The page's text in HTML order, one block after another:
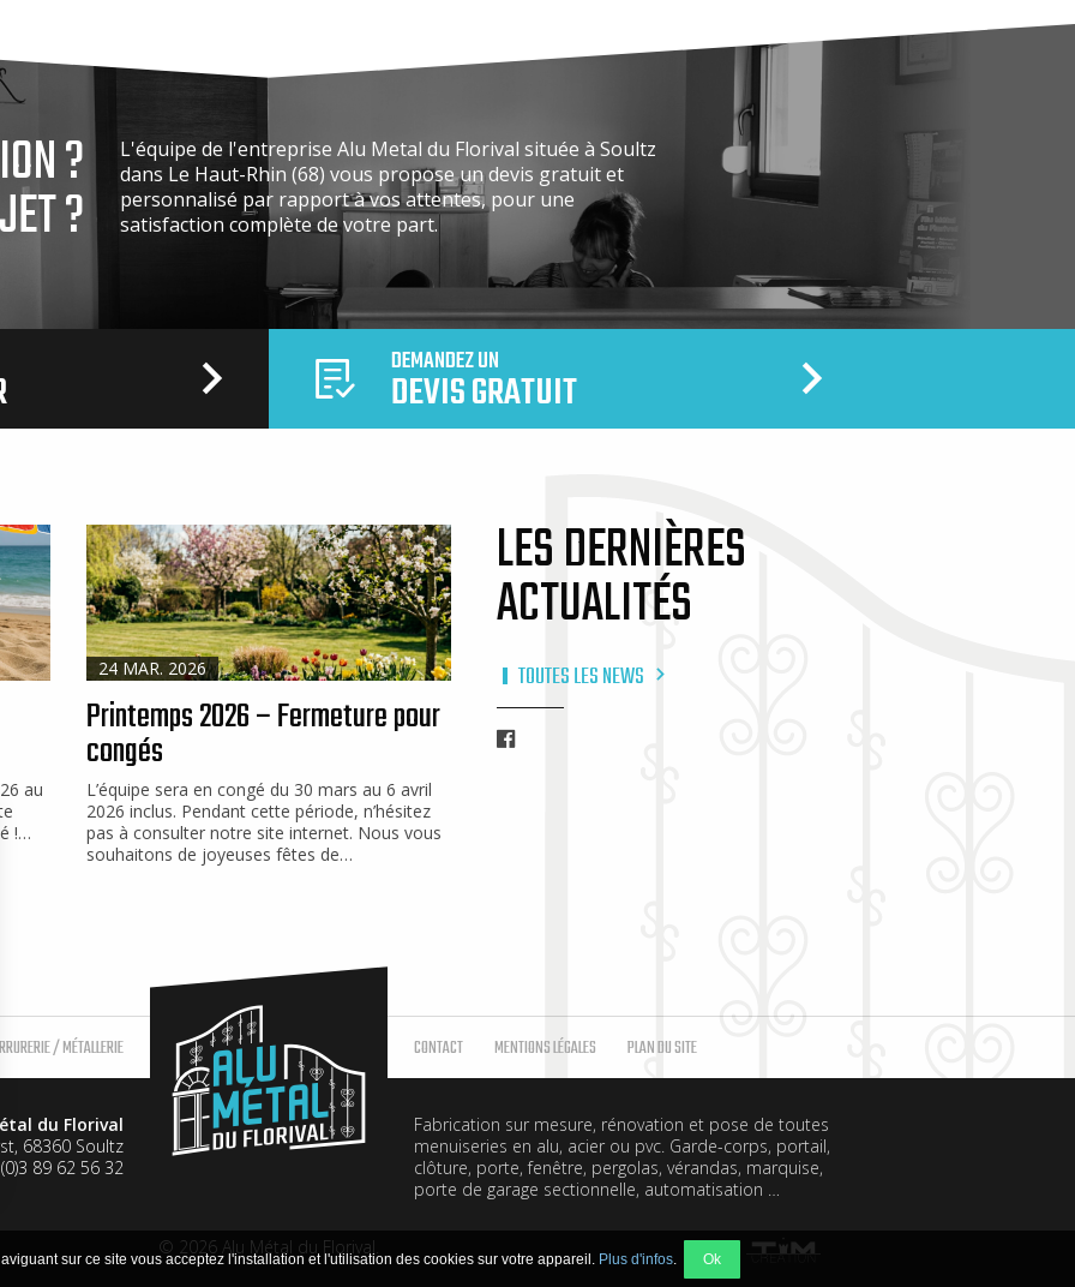
sur ce site vous acceptez l'installation et l'utilisation des cookies sur votre appareil. Plus d'infos. Ok
?
?
L'équipe de l'entreprise Alu Metal du Florival située à Soultz
dans Le Haut-Rhin (68) vous propose un devis gratuit et
personnalisé par rapport à vos attentes, pour une
satisfaction complète de votre part.
DEMANDEZ UN
DEVIS GRATUIT
LES DERNIÈRES
ACTUALITÉS
TOUTES LES NEWS
au
!…
24 MAR. 2026
Printemps 2026 – Fermeture pour
congés
L’équipe sera en congé du 30 mars au 6 avril
2026 inclus. Pendant cette période, n’hésitez
pas à consulter notre site internet. Nous vous
souhaitons de joyeuses fêtes de…
Métal
du
Florival
Fabrication
sur
mesure,
toutes
vos
/ MÉTALLERIE CONTACT MENTIONS LÉGALES PLAN DU SITE
du Florival
, 68360 Soultz
89 62 56 32
Fabrication sur mesure, rénovation et pose de toutes
menuiseries en alu, acier ou pvc. Garde-corps, portail,
clôture, porte, fenêtre, pergolas, vérandas, marquise,
porte de garage sectionnelle, automatisation …
© 2026 Alu Métal du Florival.